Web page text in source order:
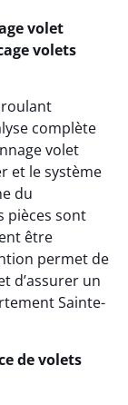
volet
volets
complète
volet
et le système
du
pièces sont
être
permet de
d’assurer un
Sainte-
de volets